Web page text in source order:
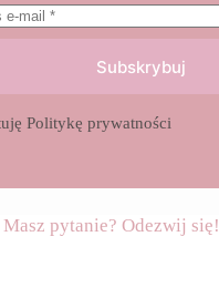
Subskrybuj
Politykę prywatności
Masz pytanie? Odezwij się!